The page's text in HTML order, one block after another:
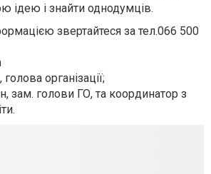
ідею і знайти однодумців.
звертайтеся за тел.066 500
організації;
зам. голови ГО, та координатор з